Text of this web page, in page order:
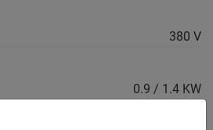
380 V
0.9 / 1.4 KW